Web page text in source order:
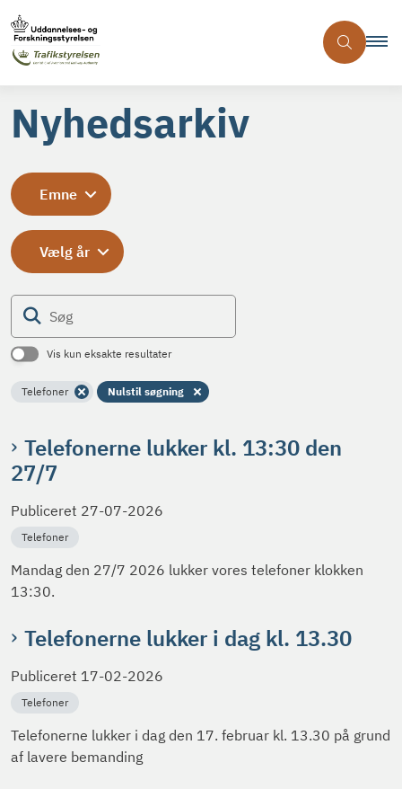
Nyhedsarkiv
Søg
Vis kun eksakte resultater
Telefoner Nulstil søgning
Emne
Vælg år
Telefonerne lukker kl. 13:30 den
27/7
Publiceret 27-07-2026
Telefoner
Mandag den 27/7 2026 lukker vores telefoner klokken
13:30.
Telefonerne lukker i dag kl. 13.30
Publiceret 17-02-2026
Telefoner
Telefonerne lukker i dag den 17. februar kl. 13.30 på grund
af lavere bemanding